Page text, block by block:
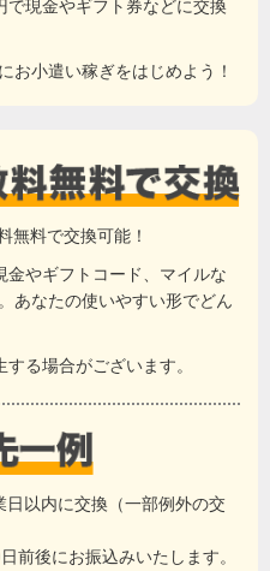
で現金やギフト券などに交換
お小遣い稼ぎをはじめよう！
無料で交換可能！
やギフトコード、マイルな
あなたの使いやすい形でどん
る場合がございます。
以内に交換（一部例外の交
前後にお振込みいたします。